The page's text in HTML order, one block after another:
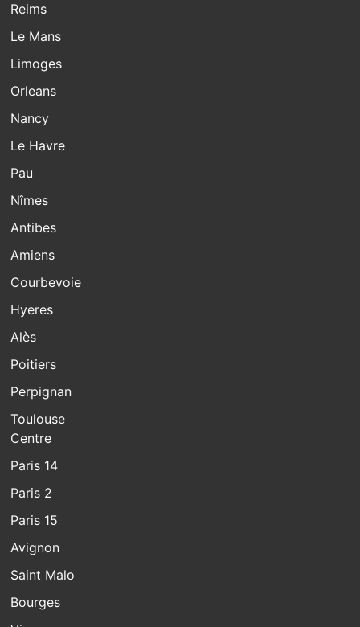
Reims
Le Mans
Limoges
Orleans
Nancy
Le Havre
Pau
Nîmes
Antibes
Amiens
Courbevoie
Hyeres
Alès
Poitiers
Perpignan
Toulouse
Centre
Paris 14
Paris 2
Paris 15
Avignon
Saint Malo
Bourges